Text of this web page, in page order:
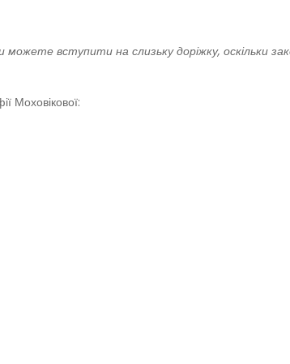
вступити на слизьку доріжку, оскільки
Моховікової: